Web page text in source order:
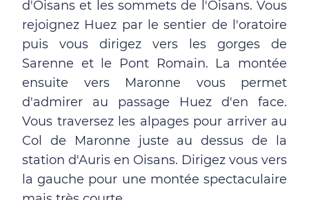
d'Oisans et les sommets de l'Oisans. Vous
rejoignez Huez par le sentier de l'oratoire
puis vous dirigez vers les gorges de
Sarenne et le Pont Romain. La montée
ensuite vers Maronne vous permet
d'admirer au passage Huez d'en face.
Vous traversez les alpages pour arriver au
Col de Maronne juste au dessus de la
station d'Auris en Oisans. Dirigez vous vers
la gauche pour une montée spectaculaire